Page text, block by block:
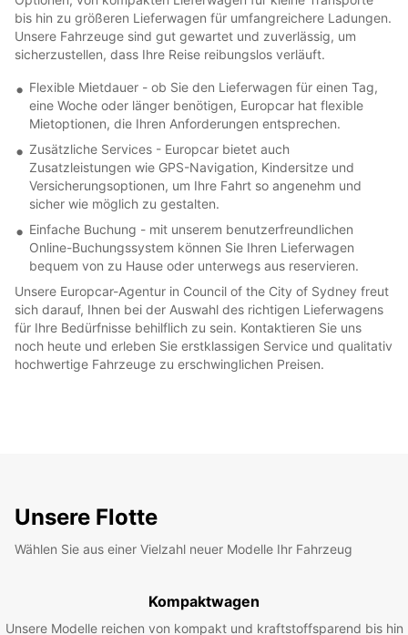
bis hin zu größeren Lieferwagen für umfangreichere Ladungen.
Unsere Fahrzeuge sind gut gewartet und zuverlässig, um
sicherzustellen, dass Ihre Reise reibungslos verläuft.
Flexible Mietdauer - ob Sie den Lieferwagen für einen Tag,
eine Woche oder länger benötigen, Europcar hat flexible
Mietoptionen, die Ihren Anforderungen entsprechen.
Zusätzliche Services - Europcar bietet auch
Zusatzleistungen wie GPS-Navigation, Kindersitze und
Versicherungsoptionen, um Ihre Fahrt so angenehm und
sicher wie möglich zu gestalten.
Einfache Buchung - mit unserem benutzerfreundlichen
Online-Buchungssystem können Sie Ihren Lieferwagen
bequem von zu Hause oder unterwegs aus reservieren.
Unsere Europcar-Agentur in Council of the City of Sydney freut
sich darauf, Ihnen bei der Auswahl des richtigen Lieferwagens
für Ihre Bedürfnisse behilflich zu sein. Kontaktieren Sie uns
noch heute und erleben Sie erstklassigen Service und qualitativ
hochwertige Fahrzeuge zu erschwinglichen Preisen.
Unsere Flotte
Wählen Sie aus einer Vielzahl neuer Modelle Ihr Fahrzeug
Kompaktwagen
Unsere Modelle reichen von kompakt und kraftstoffsparend bis hin